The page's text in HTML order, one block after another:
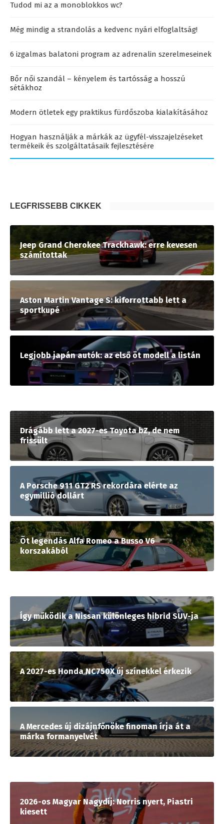
Tudod mi az a monoblokkos wc?
Még mindig a strandolás a kedvenc nyári elfoglaltság!
6 izgalmas balatoni program az adrenalin szerelmeseinek
Bőr női szandál – kényelem és tartósság a hosszú
sétákhoz
Modern ötletek egy praktikus fürdőszoba kialakításához
Hogyan használják a márkák az ügyfél-visszajelzéseket
termékeik és szolgáltatásaik fejlesztésére
LEGFRISSEBB CIKKEK
Jeep Grand Cherokee Trackhawk: erre kevesen
számítottak
Aston Martin Vantage S: kiforrottabb lett a
sportkupé
Legjobb japán autók: az első öt modell a listán
Drágább lett a 2027-es Toyota bZ, de nem
frissült
A Porsche 911 GT2 RS rekordára elérte az
egymillió dollárt
Öt legendás Alfa Romeo a Busso V6
korszakából
Így működik a Nissan különleges hibrid SUV-ja
A 2027-es Honda NC750X új színekkel érkezik
A Mercedes új dizájnfőnöke finoman írja át a
márka formanyelvét
2026-os Magyar Nagydíj: Norris nyert, Piastri
kiesett